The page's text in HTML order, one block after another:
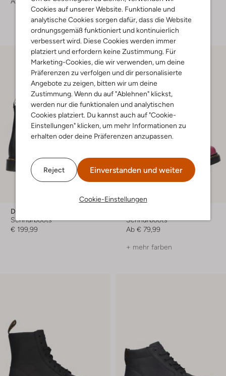
Cookies auf unserer Website. Funktionale und
analytische Cookies sorgen dafür, dass die Website
ordnungsgemäß funktioniert und kontinuierlich
verbessert wird. Diese Cookies werden immer
platziert und erfordern keine Zustimmung. Für
Marketing-Cookies, die wir verwenden, um deine
Präferenzen zu verfolgen und dir personalisierte
Angebote zu zeigen, bitten wir um deine
Zustimmung. Wenn du auf "Ablehnen" klickst,
werden nur die funktionalen und analytischen
Cookies platziert. Du kannst auch auf "Cookie-
Einstellungen" klicken, um mehr Informationen zu
erhalten oder deine Präferenzen anzupassen.
Reject Einverstanden und weiter
Cookie-Einstellungen
+ mehr farben
Dr Martens
Schnürboots
€ 199,99
Schnürboots
Ab € 79,99
+ mehr farben